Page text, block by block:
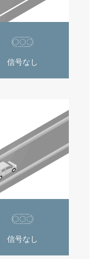
信号なし
信号なし